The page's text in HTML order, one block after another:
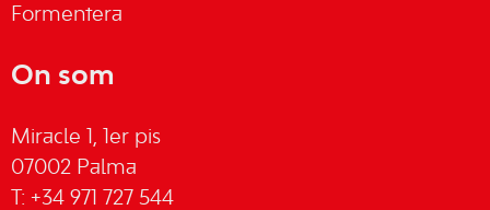
Formentera
On som
Miracle 1, 1er pis
07002 Palma
T: +34 971 727 544